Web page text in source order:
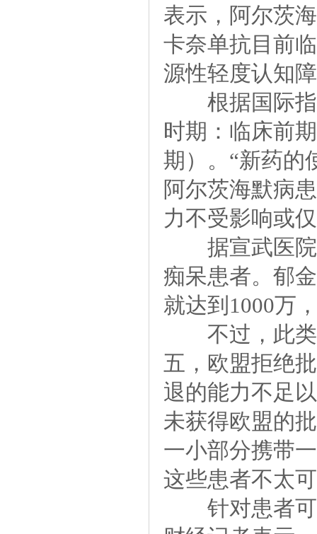
表示，阿尔茨
卡奈单抗目前
源性轻度认知
根据国际指
时期：临床前
期）。“新药的
阿尔茨海默病
力不受影响或
据宣武医院
痴呆患者。郁
就达到1000万
不过，此类
五，欧盟拒绝
退的能力不足
未获得欧盟的
一小部分携带
这些患者不太
针对患者可